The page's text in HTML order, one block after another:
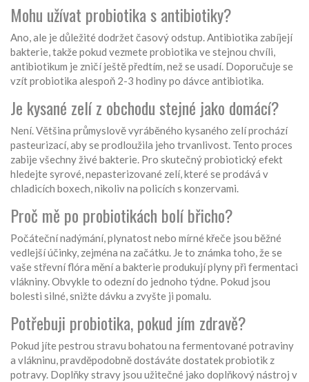
Mohu užívat probiotika s antibiotiky?
Ano, ale je důležité dodržet časový odstup. Antibiotika zabíjejí
bakterie, takže pokud vezmete probiotika ve stejnou chvíli,
antibiotikum je zničí ještě předtím, než se usadí. Doporučuje se
vzít probiotika alespoň 2-3 hodiny po dávce antibiotika.
Je kysané zelí z obchodu stejné jako domácí?
Není. Většina průmyslově vyráběného kysaného zelí prochází
pasteurizací, aby se prodloužila jeho trvanlivost. Tento proces
zabije všechny živé bakterie. Pro skutečný probiotický efekt
hledejte syrové, nepasterizované zelí, které se prodává v
chladicích boxech, nikoliv na policích s konzervami.
Proč mě po probiotikách bolí břicho?
Počáteční nadýmání, plynatost nebo mírné křeče jsou běžné
vedlejší účinky, zejména na začátku. Je to známka toho, že se
vaše střevní flóra mění a bakterie produkují plyny při fermentaci
vlákniny. Obvykle to odezní do jednoho týdne. Pokud jsou
bolesti silné, snižte dávku a zvyšte ji pomalu.
Potřebuji probiotika, pokud jím zdravě?
Pokud jíte pestrou stravu bohatou na fermentované potraviny
a vlákninu, pravděpodobně dostáváte dostatek probiotik z
potravy. Doplňky stravy jsou užitečné jako doplňkový nástroj v